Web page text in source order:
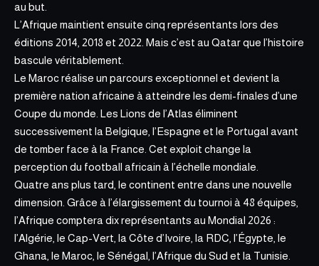
au but.
L’Afrique maintient ensuite cinq représentants lors des
éditions 2014, 2018 et 2022. Mais c’est au Qatar que l’histoire
bascule véritablement.
Le Maroc réalise un parcours exceptionnel et devient la
première nation africaine à atteindre les demi-finales d’une
Coupe du monde. Les Lions de l’Atlas éliminent
successivement la Belgique, l’Espagne et le Portugal avant
de tomber face à la France. Cet exploit change la
perception du football africain à l’échelle mondiale.
Quatre ans plus tard, le continent entre dans une nouvelle
dimension. Grâce à l’élargissement du tournoi à 48 équipes,
l’Afrique comptera dix représentants au Mondial 2026 :
l’Algérie, le Cap-Vert, la Côte d’Ivoire, la RDC, l’Égypte, le
Ghana, le Maroc, le Sénégal, l’Afrique du Sud et la Tunisie.